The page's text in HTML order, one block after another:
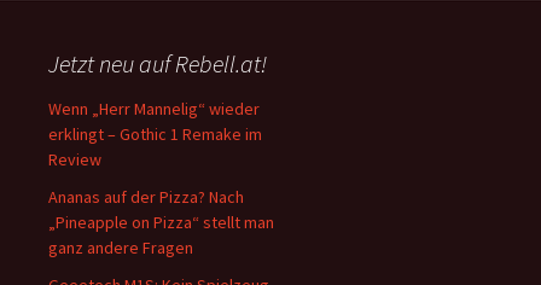
Jetzt neu auf Rebell.at!
Wenn „Herr Mannelig“ wieder
erklingt – Gothic 1 Remake im
Review
Ananas auf der Pizza? Nach
„Pineapple on Pizza“ stellt man
ganz andere Fragen